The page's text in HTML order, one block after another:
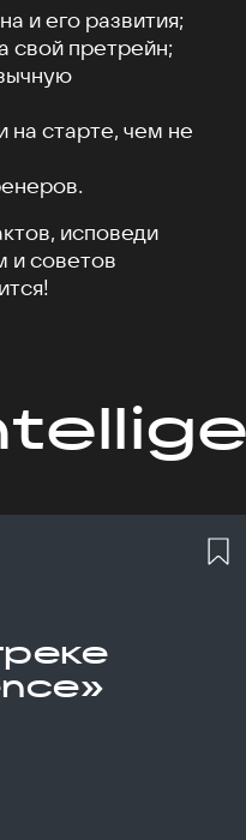
и его развития;
свой претрейн;
старте, чем не
исповеди
и советов